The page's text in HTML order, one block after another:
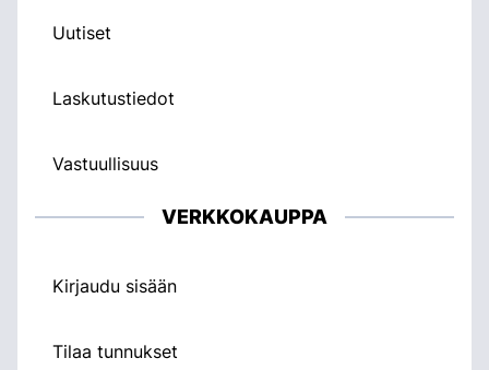
Uutiset
Laskutustiedot
Vastuullisuus
VERKKOKAUPPA
Kirjaudu sisään
Tilaa tunnukset